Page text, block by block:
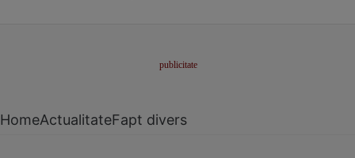
HomeActualitateFapt divers